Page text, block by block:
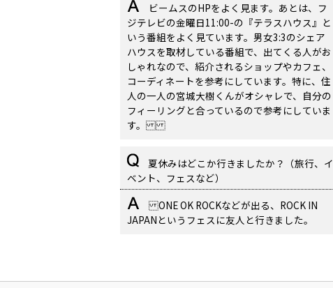
ビームスのHPをよく見ます。あとは、フ
ジテレビの金曜日11:00-の『テラスハウス』と
いう番組をよく見ています。男女3:3のシェア
ハウスを取材している番組で、出てくる人がお
しゃれなので、紹介されるショップやカフェ、
コーディネートを参考にしています。特に、住
人の一人の宮城大樹くんがオシャレで、自分の
フィーリングと合っているので参考にしていま
す。
夏休みはどこか行きましたか？（旅行、イ
ベント、フェスなど）
ONE OK ROCKなどが出る、ROCK IN
JAPANというフェスに友人と行きました。